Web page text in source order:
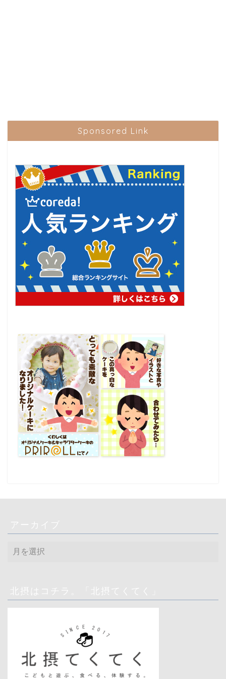
Sponsored Link
アーカイブ
ー
ブ北摂はコチラ。「北摂てくてく」